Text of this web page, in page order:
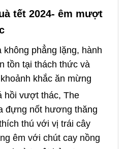
tết 2024- êm mượt
phẳng lặng, hành
tồn tại thách thức và
khắc ăn mừng
hồi vượt thác, The
đựng nốt hương thăng
thú với vị trái cây
êm với chút cay nồng